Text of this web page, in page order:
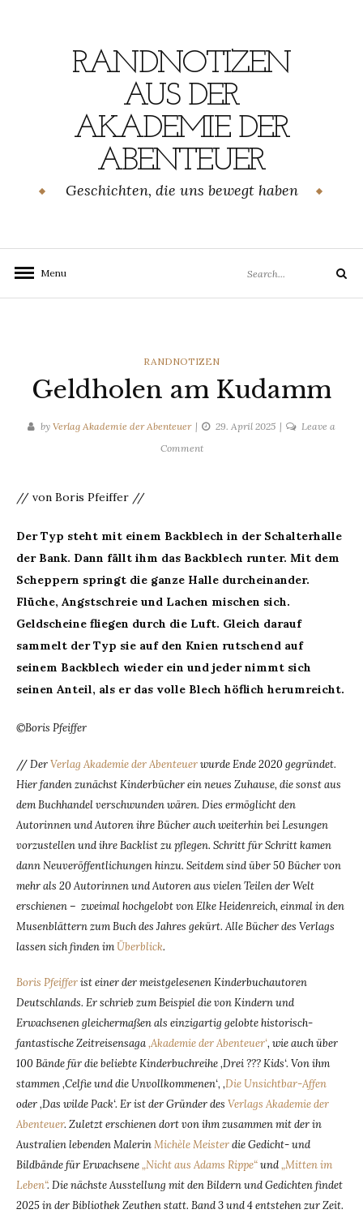
RANDNOTIZEN
AUS DER
AKADEMIE DER
ABENTEUER
Geschichten, die uns bewegt haben
Menu
for:
Search
CATEGORIES
RANDNOTIZEN
Geldholen am Kudamm
by Verlag Akademie der Abenteuer 29. April 2025
Leave a
Commenton
// von Boris Pfeiffer //
Der Typ steht mit einem Backblech in der Schalterhalle
der Bank. Dann fällt ihm das Backblech runter. Mit dem
Scheppern springt die ganze Halle durcheinander.
Flüche, Angstschreie und Lachen mischen sich.
Geldscheine fliegen durch die Luft. Gleich darauf
sammelt der Typ sie auf den Knien rutschend auf
seinem Backblech wieder ein und jeder nimmt sich
seinen Anteil, als er das volle Blech höflich herumreicht.
©Boris Pfeiffer
//DerVerlag Akademie der Abenteuerwurde Ende 2020 gegründet.
Hier fanden zunächst Kinderbücher ein neues Zuhause, die sonst aus
dem Buchhandel verschwunden wären. Dies ermöglicht den
Autorinnen und Autoren ihre Bücher auch weiterhin bei Lesungen
vorzustellen und ihre Backlist zu pflegen. Schritt für Schritt kamen
dann Neuveröffentlichungen hinzu. Seitdem sind über 50 Bücher von
mehr als 20 Autorinnen und Autoren aus vielen Teilen der Welt
erschienen – zweimal hochgelobt von Elke Heidenreich, einmal in den
Musenblättern zum Buch des Jahres gekürt. Alle Bücher des Verlags
lassen sich finden imÜberblick.
Boris Pfeifferist einer der meistgelesenen Kinderbuchautoren
Deutschlands. Er schrieb zum Beispiel die von Kindern und
Erwachsenen gleichermaßen als einzigartig gelobte historisch-
fantastische Zeitreisensaga‚Akademie der Abenteuer‘, wie auch über
100 Bände für die beliebte Kinderbuchreihe ‚Drei ??? Kids‘. Von ihm
stammen ‚Celfie und die Unvollkommenen‘, ‚Die Unsichtbar-Affen
oder ‚Das wilde Pack‘. Er ist der Gründer des Verlags Akademie der
Abenteuer. Zuletzt erschienen dort von ihm zusammen mit der in
Australien lebenden MalerinMichèle Meisterdie Gedicht- und
Bildbände für Erwachsene„Nicht aus Adams Rippe“und„Mitten im
Leben“. Die nächste Ausstellung mit den Bildern und Gedichten findet
2025 in der Bibliothek Zeuthen statt. Band 3 und 4 entstehen zur Zeit.